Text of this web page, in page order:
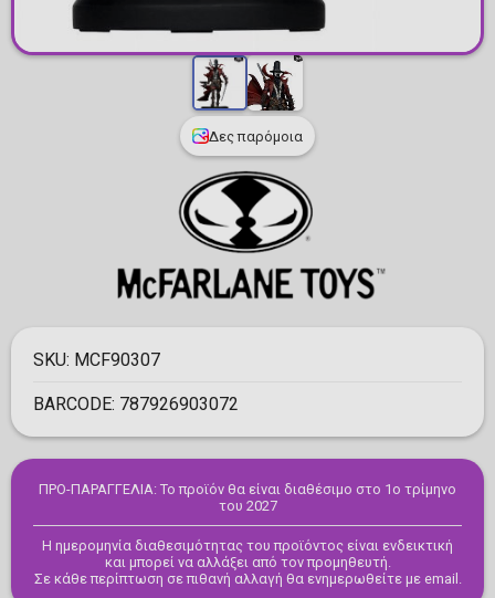
Δες παρόμοια
SKU: MCF90307
BARCODE: 787926903072
ΠΡΟ-ΠΑΡΑΓΓΕΛΙΑ: Το προϊόν θα είναι διαθέσιμο στο 1ο τρίμηνο
του 2027
Η ημερομηνία διαθεσιμότητας του προϊόντος είναι ενδεικτική
και μπορεί να αλλάξει από τον προμηθευτή.
Σε κάθε περίπτωση σε πιθανή αλλαγή θα ενημερωθείτε με email.